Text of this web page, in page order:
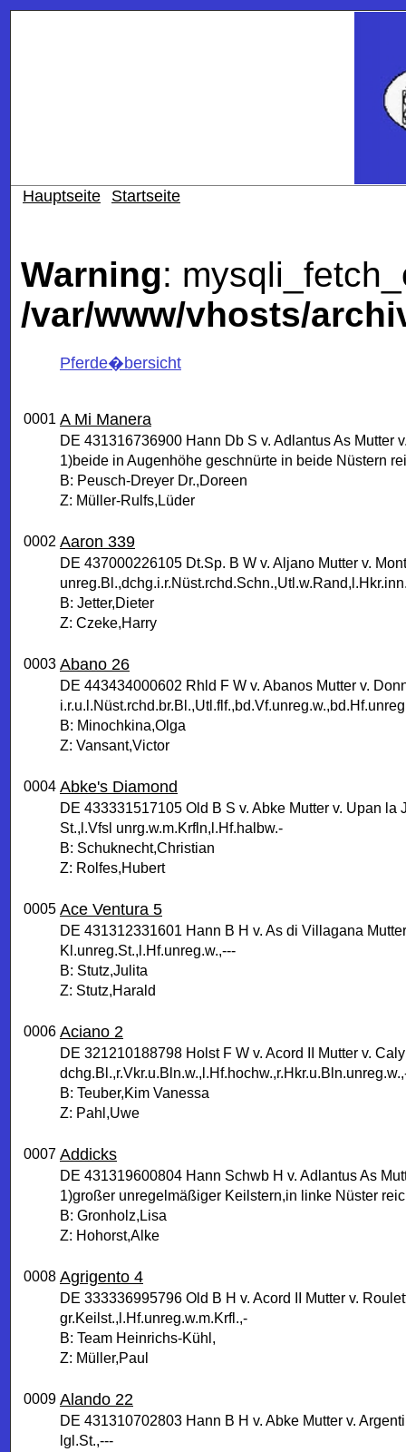
Hauptseite Startseite
Warning:
/var/www/vhosts/
Pferde�bersicht
0001 A Mi Manera
DE 431316736900 Hann Db S v. Adlantus As Mutter
1)beide in Augenhöhe geschnürte in beide Nüstern
B: Peusch-Dreyer Dr.,Doreen
Z: Müller-Rulfs,Lüder
0002 Aaron 339
DE 437000226105 Dt.Sp. B W v. Aljano Mutter v.
B: Jetter,Dieter
Z: Czeke,Harry
0003 Abano 26
DE 443434000602 Rhld F W v. Abanos Mutter v.
B: Minochkina,Olga
Z: Vansant,Victor
0004 Abke's Diamond
DE 433331517105 Old B S v. Abke Mutter v. Upan la
St.,l.Vfsl unrg.w.m.Krfln,l.Hf.halbw.-
B: Schuknecht,Christian
Z: Rolfes,Hubert
0005 Ace Ventura 5
DE 431312331601 Hann B H v. As di Villagana
Kl.unreg.St.,l.Hf.unreg.w.,---
B: Stutz,Julita
Z: Stutz,Harald
0006 Aciano 2
DE 321210188798 Holst F W v. Acord II Mutter v.
B: Teuber,Kim Vanessa
Z: Pahl,Uwe
0007 Addicks
DE 431319600804 Hann Schwb H v. Adlantus As
1)großer unregelmäßiger Keilstern,in linke Nüster
B: Gronholz,Lisa
Z: Hohorst,Alke
0008 Agrigento 4
DE 333336995796 Old B H v. Acord II Mutter v.
gr.Keilst.,l.Hf.unreg.w.m.Krfl.,-
B: Team Heinrichs-Kühl,
Z: Müller,Paul
0009 Alando 22
DE 431310702803 Hann B H v. Abke Mutter v.
lgl.St.,---